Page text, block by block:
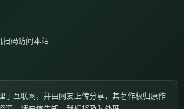
扫码访问本站
于互联网，并由网友上传分享，其著作权归原作